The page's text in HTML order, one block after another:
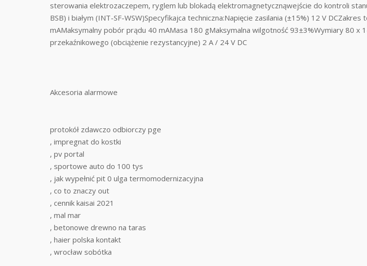
sterowania elektrozaczepem, ryglem lub blokadą elektromagnetycznąwejście do kontroli
BSB) i białym (INT-SF-WSW)Specyfikajca techniczna:Napięcie zasilania (±15%) 12 V
mAMaksymalny pobór prądu 40 mAMasa 180 gMaksymalna wilgotność 93±3%Wymiary 80
przekaźnikowego (obciążenie rezystancyjne) 2 A / 24 V DC
Akcesoria alarmowe
protokół zdawczo odbiorczy pge
, impregnat do kostki
, pv portal
, sportowe auto do 100 tys
, jak wypełnić pit 0 ulga termomodernizacyjna
, co to znaczy out
, cennik kaisai 2021
, mal mar
, betonowe drewno na taras
, haier polska kontakt
, wrocław sobótka